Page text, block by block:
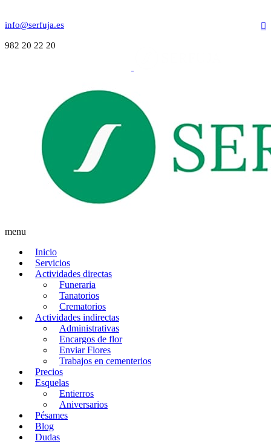
info@serfuja.es
982 20 22 20
menu
Inicio
Servicios
Actividades directas
Funeraria
Tanatorios
Crematorios
Actividades indirectas
Administrativas
Encargos de flor
Enviar Flores
Trabajos en cementerios
Precios
Esquelas
Entierros
Aniversarios
Pésames
Blog
Dudas